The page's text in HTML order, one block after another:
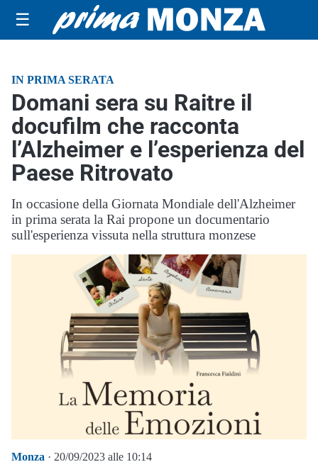
☰
IN PRIMA SERATA
Domani sera su Raitre il
docufilm che racconta
l’Alzheimer e l’esperienza del
Paese Ritrovato
In occasione della Giornata Mondiale dell'Alzheimer
in prima serata la Rai propone un documentario
sull'esperienza vissuta nella struttura monzese
Monza · 20/09/2023 alle 10:14